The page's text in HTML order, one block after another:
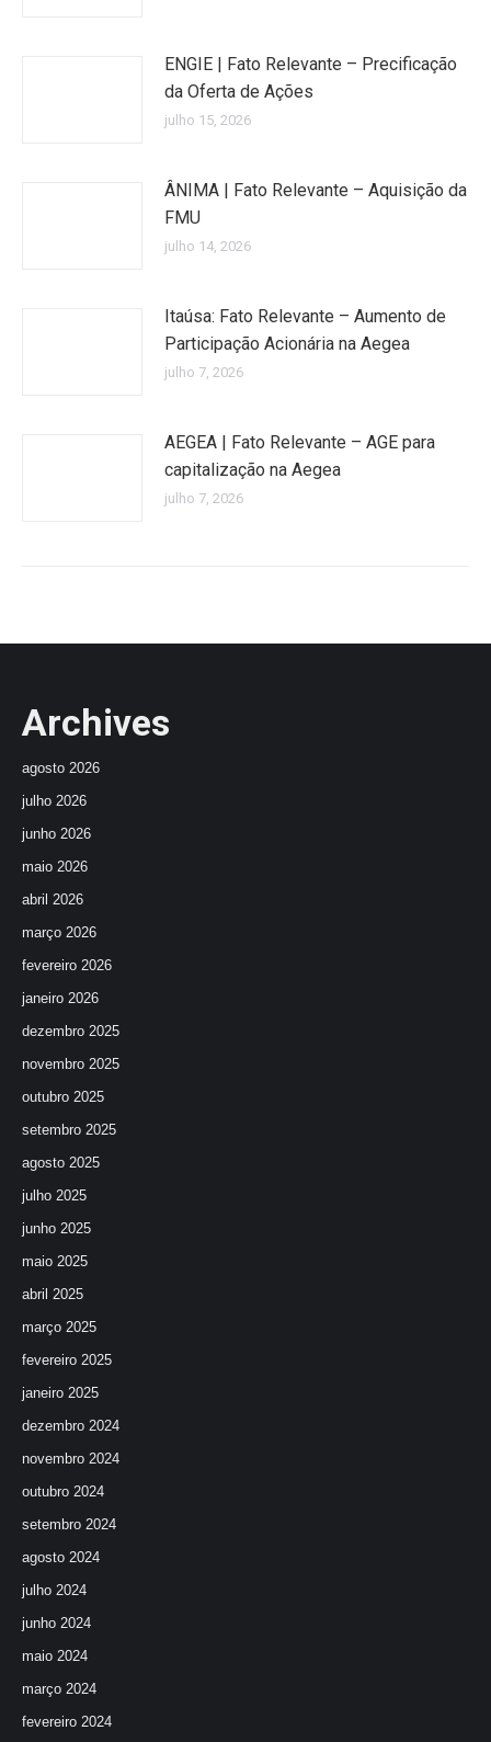
ENGIE | Fato Relevante – Precificação
da Oferta de Ações
julho 15, 2026
ÂNIMA | Fato Relevante – Aquisição da
FMU
julho 14, 2026
Itaúsa: Fato Relevante – Aumento de
Participação Acionária na Aegea
julho 7, 2026
AEGEA | Fato Relevante – AGE para
capitalização na Aegea
julho 7, 2026
Archives
agosto 2026
julho 2026
junho 2026
maio 2026
abril 2026
março 2026
fevereiro 2026
janeiro 2026
dezembro 2025
novembro 2025
outubro 2025
setembro 2025
agosto 2025
julho 2025
junho 2025
maio 2025
abril 2025
março 2025
fevereiro 2025
janeiro 2025
dezembro 2024
novembro 2024
outubro 2024
setembro 2024
agosto 2024
julho 2024
junho 2024
maio 2024
março 2024
fevereiro 2024